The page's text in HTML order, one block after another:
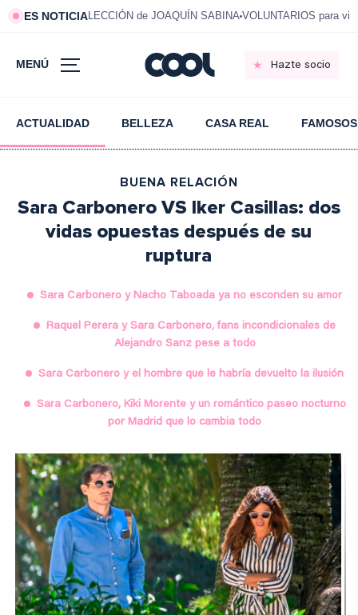
ES NOTICIALECCIÓN de JOAQUÍN SABINA VOLUNTARIOS para
MENÚ Hazte socio
ACTUALIDAD BELLEZA CASA REAL FAMOSOS
BUENA RELACIÓN
Sara Carbonero VS Iker Casillas: dos
vidas opuestas después de su
ruptura
Sara Carbonero y Nacho Taboada ya no esconden su amor
Raquel Perera y Sara Carbonero, fans incondicionales de
Alejandro Sanz pese a todo
Sara Carbonero y el hombre que le habría devuelto la ilusión
Sara Carbonero, Kiki Morente y un romántico paseo nocturno
por Madrid que lo cambia todo